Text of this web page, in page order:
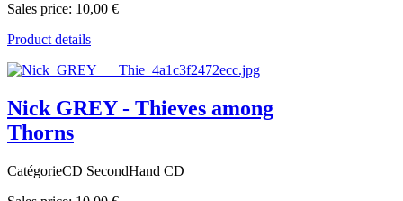
Sales price: 10,00 €
Product details
Nick GREY - Thieves among
Thorns
CatégorieCD SecondHand CD